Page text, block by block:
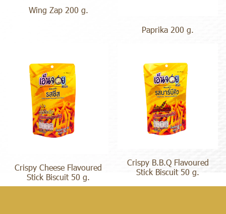
Wing Zap 200 g.
Paprika 200 g.
Crispy Cheese Flavoured
Stick Biscuit 50 g.
Crispy B.B.Q Flavoured
Stick Biscuit 50 g.